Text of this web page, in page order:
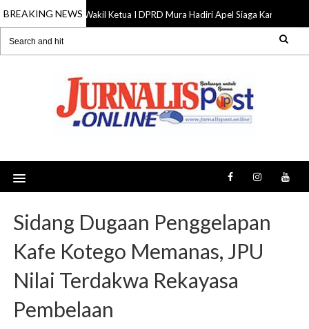
BREAKING NEWS
07 Aug 2026 Wakil Ketua I DPRD Mura Hadiri Apel Siaga Karhutla,
Sidang Dugaan Penggelapan
Kafe Kotego Memanas, JPU
Nilai Terdakwa Rekayasa
Pembelaan